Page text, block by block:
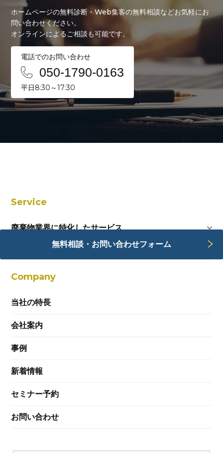
ホームページの無料診断・Web集客の無料相談などお気軽にお
問い合わせください。
オンラインによるご相談も可能です。
電話でのお問い合わせ
050-1790-0163
平日8:30～17:30
無料相談・お問い合わせフォーム
Service
廃棄物業界に特化したサービス
Webサービス
Company
当社の特長
会社案内
事例
新着情報
セミナー予約
お問い合わせ